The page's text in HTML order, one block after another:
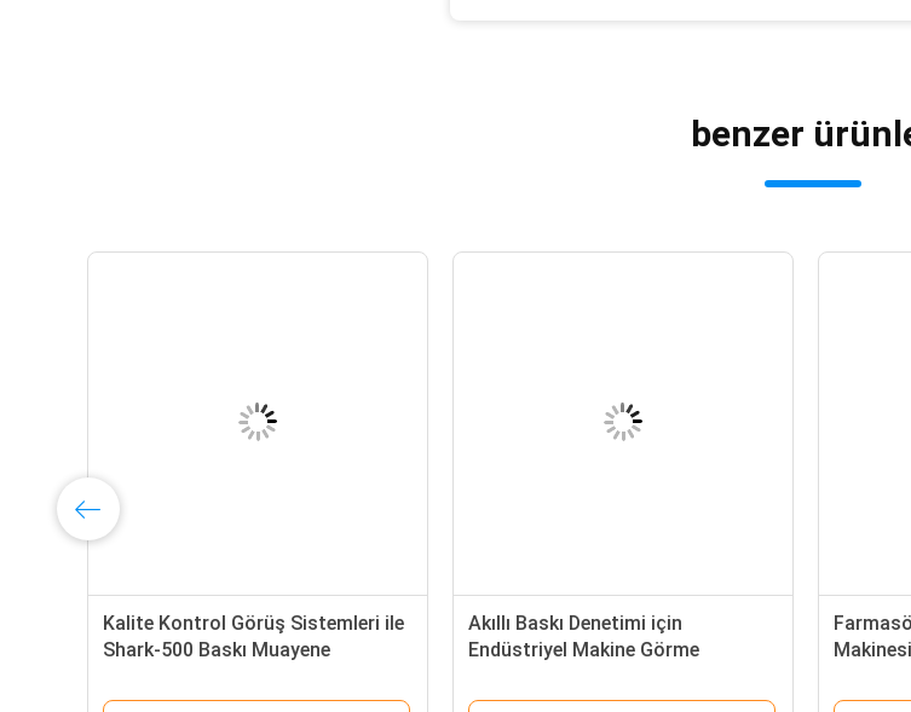
benzer
Kalite Kontrol Görüş Sistemleri ile
Shark-500 Baskı Muayene
Akıllı Baskı Denetimi için
Endüstriyel Makine Görme